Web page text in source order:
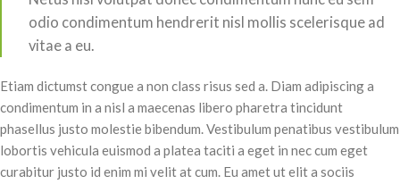
odio condimentum hendrerit nisl mollis scelerisque ad
vitae a eu.
Etiam dictumst congue a non class risus sed a. Diam adipiscing a
condimentum in a nisl a maecenas libero pharetra tincidunt
phasellus justo molestie bibendum. Vestibulum penatibus vestibulum
lobortis vehicula euismod a platea taciti a eget in nec cum eget
curabitur justo id enim mi velit at cum. Eu amet ut elit a sociis